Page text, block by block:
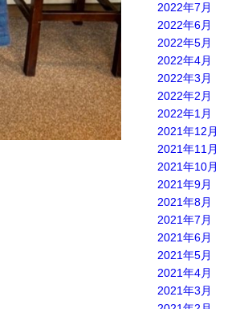
2022年7月
2022年6月
2022年5月
2022年4月
2022年3月
2022年2月
2022年1月
2021年12月
2021年11月
2021年10月
2021年9月
2021年8月
2021年7月
2021年6月
2021年5月
2021年4月
2021年3月